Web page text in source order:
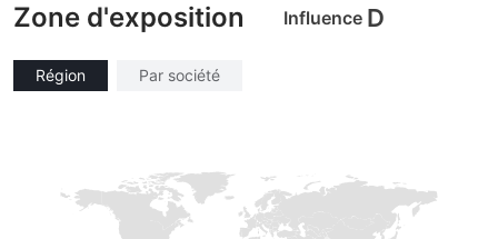
Zone d'exposition Influence D
Région Par société